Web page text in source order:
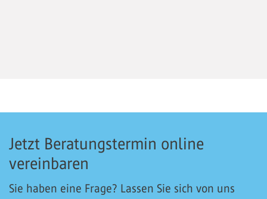
Jetzt Beratungstermin online
vereinbaren
Sie haben eine Frage? Lassen Sie sich von uns